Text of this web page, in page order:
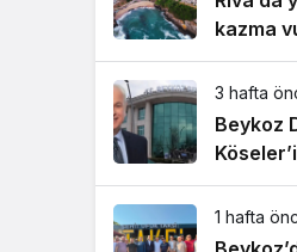
kazma
3 hafta
Beykoz
ediyor!
1 hafta